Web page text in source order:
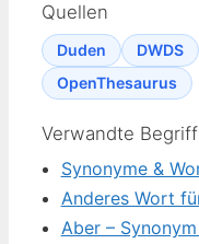
Quellen
Duden DWDS
OpenThesaurus
Verwandte
Synonyme &
Anderes Wort
Aber –